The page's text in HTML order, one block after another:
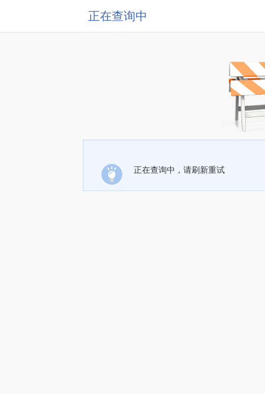
正在查询中
正在查询中，请刷新重试